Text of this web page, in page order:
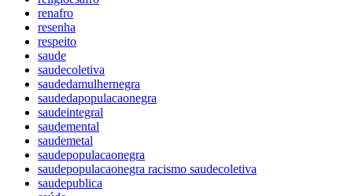
renafro
resenha
respeito
saude
saudecoletiva
saudedamulhernegra
saudedapopulacaonegra
saudeintegral
saudemental
saudemetal
saudepopulacaonegra
saudepopulacaonegra racismo saudecoletiva
saudepublica